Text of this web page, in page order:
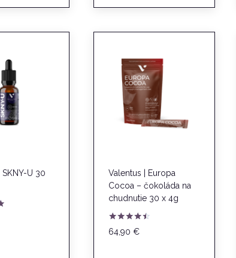
U 30
Valentus | Europa
Cocoa – čokoláda na
chudnutie 30 x 4g
Hodnotenie
4.33
64,90€